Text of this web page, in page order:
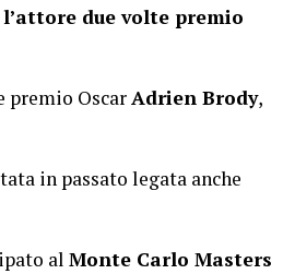
due volte premio
premio Oscar Adrien Brody,
in passato legata anche
al Monte Carlo Masters